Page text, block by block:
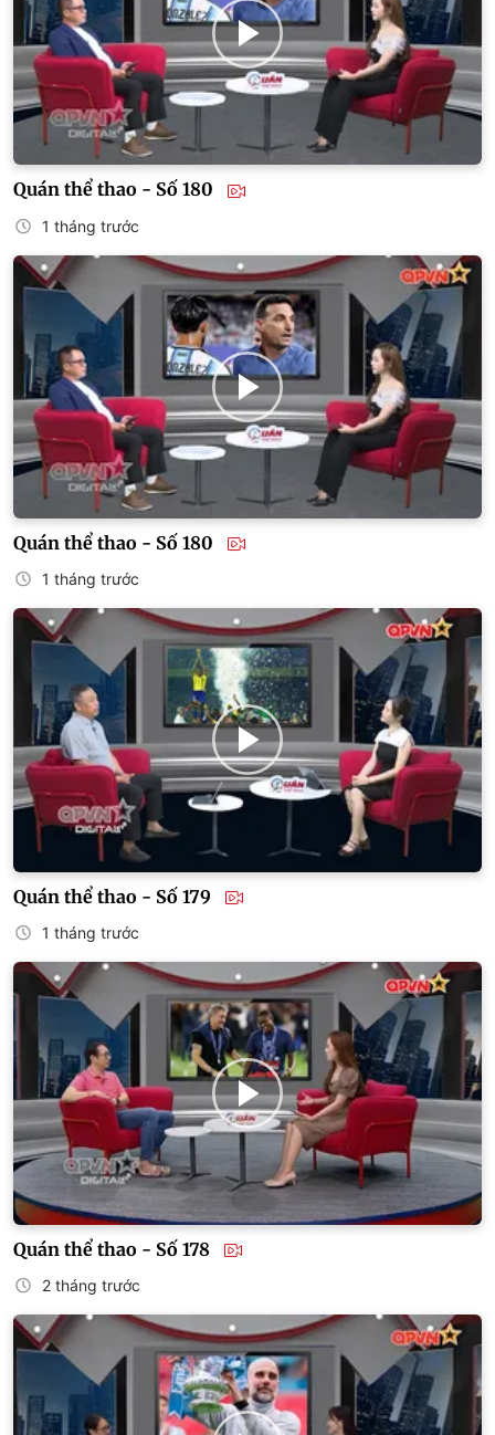
Quán thể thao - Số 180
1 tháng trước
Quán thể thao - Số 180
1 tháng trước
Quán thể thao - Số 179
1 tháng trước
Quán thể thao - Số 178
2 tháng trước